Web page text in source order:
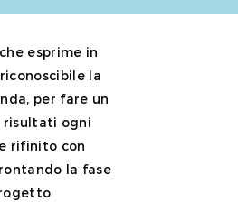
esprime in
la
per fare un
risultati ogni
rifinito con
la fase